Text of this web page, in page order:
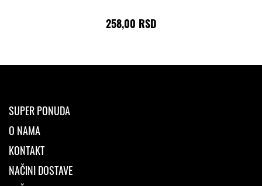
258,00 RSD
SUPER PONUDA
O NAMA
KONTAKT
NAČINI DOSTAVE